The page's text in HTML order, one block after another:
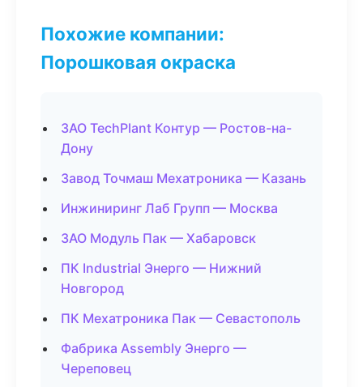
Похожие компании:
Порошковая окраска
ЗАО TechPlant Контур — Ростов-на-
Дону
Завод Точмаш Мехатроника — Казань
Инжиниринг Лаб Групп — Москва
ЗАО Модуль Пак — Хабаровск
ПК Industrial Энерго — Нижний
Новгород
ПК Мехатроника Пак — Севастополь
Фабрика Assembly Энерго —
Череповец